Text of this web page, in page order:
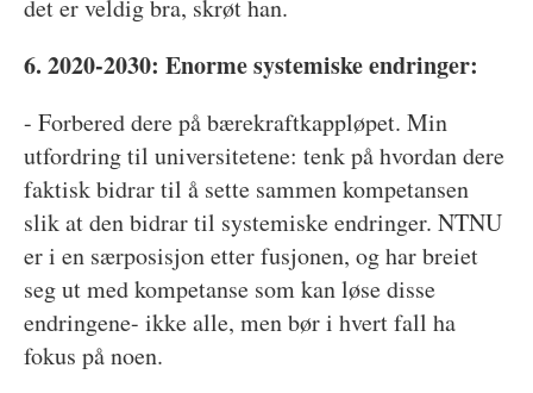
det er veldig bra, skrøt han.
6. 2020-2030: Enorme systemiske endringer:
- Forbered dere på bærekraftkappløpet. Min
utfordring til universitetene: tenk på hvordan dere
faktisk bidrar til å sette sammen kompetansen
slik at den bidrar til systemiske endringer. NTNU
er i en særposisjon etter fusjonen, og har breiet
seg ut med kompetanse som kan løse disse
endringene- ikke alle, men bør i hvert fall ha
fokus på noen.